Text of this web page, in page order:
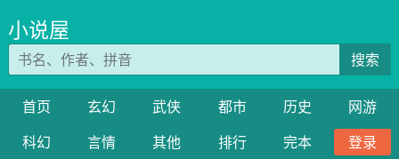
小说屋
搜索
首页 玄幻 武侠 都市 历史
网游
科幻
言情 其他 排行 完本
登录